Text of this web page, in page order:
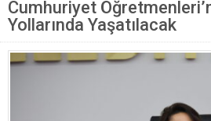
Köşe Yazıları
Sağlık
Cumhuriyet
Yollarında Yaşatılacak